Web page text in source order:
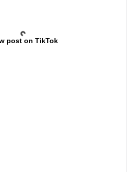
post on TikTok